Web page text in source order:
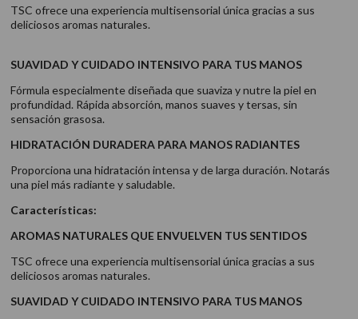
TSC ofrece una experiencia multisensorial única gracias a sus
deliciosos aromas naturales.
SUAVIDAD Y CUIDADO INTENSIVO PARA TUS MANOS
Fórmula especialmente diseñada que suaviza y nutre la piel en
profundidad. Rápida absorción, manos suaves y tersas, sin
sensación grasosa.
HIDRATACIÓN DURADERA PARA MANOS RADIANTES
Proporciona una hidratación intensa y de larga duración. Notarás
una piel más radiante y saludable.
Características:
AROMAS NATURALES QUE ENVUELVEN TUS SENTIDOS
TSC ofrece una experiencia multisensorial única gracias a sus
deliciosos aromas naturales.
SUAVIDAD Y CUIDADO INTENSIVO PARA TUS MANOS